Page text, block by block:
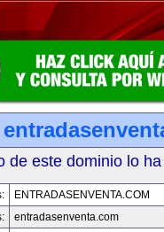
de este dominio lo
ENTRADASENVENTA.COM
entradasenventa.com